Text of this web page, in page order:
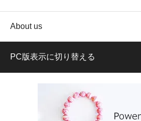
About us
PC版表示に切り替える